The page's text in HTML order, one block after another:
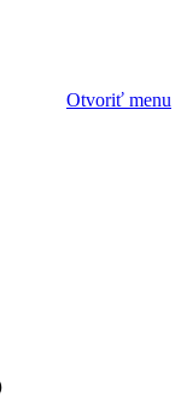
Otvoriť menu